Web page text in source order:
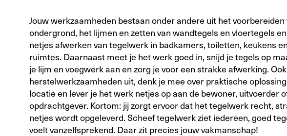
Jouw werkzaamheden bestaan onder andere uit het voorbereiden
ondergrond, het lijmen en zetten van wandtegels en vloertegels
netjes afwerken van tegelwerk in badkamers, toiletten, keukens
ruimtes. Daarnaast meet je het werk goed in, snijd je tegels op
je lijm en voegwerk aan en zorg je voor een strakke afwerking.
herstelwerkzaamheden uit, denk je mee over praktische
locatie en lever je het werk netjes op aan de bewoner, uitvoerder
opdrachtgever. Kortom: jij zorgt ervoor dat het tegelwerk recht,
netjes wordt opgeleverd. Scheef tegelwerk ziet iedereen, goed
voelt vanzelfsprekend. Daar zit precies jouw vakmanschap!